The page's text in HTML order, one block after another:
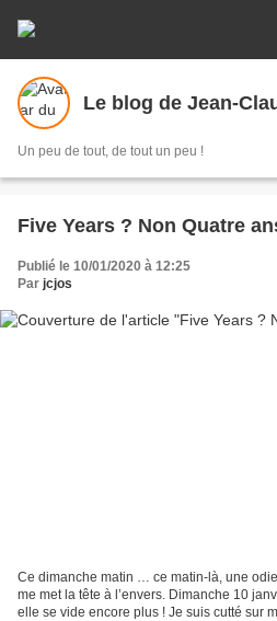
Le blog de Jean-
Un peu de tout, de tout un peu !
Five Years ? Non Quatre
Publié le 10/01/2020 à 12:25
Par jcjos
Ce dimanche matin … ce matin-là, une
me met la tête à l’envers. Dimanche 10
elle se vide encore plus ! Je suis cutté sur